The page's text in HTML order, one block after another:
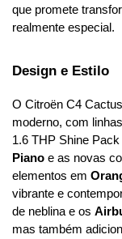
que promete
realmente especial.
Design e Estilo
O Citroën C4
moderno, com
1.6 THP Shine
Piano e as novas
elementos em
vibrante e
de neblina e os
mas também